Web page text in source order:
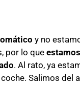
y no
por lo que
. Al rato, ya
Salimos del